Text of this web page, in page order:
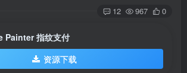
12 967 0
Painter 指纹支付
资源下载